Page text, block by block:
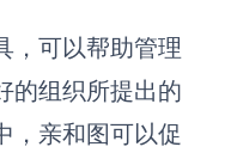
，可以帮助管理
的组织所提出的
，亲和图可以促